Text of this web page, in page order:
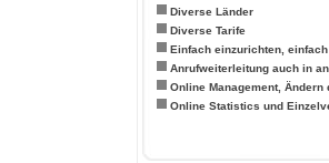
Diverse Länder
Diverse Tarife
Einfach einzurichten,
Anrufweiterleitung auch in
Online Management, Ändern
Online Statistics und